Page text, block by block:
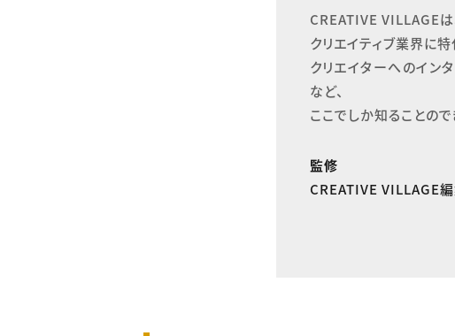
CREATIVE VILLAGE
クリエイティブ業界に
クリエイターへのイン
など、
ここでしか知ることの
監修
CREATIVE VILLAGE